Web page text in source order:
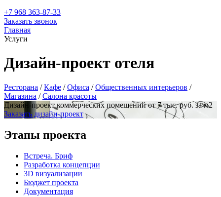
+7 968 363-87-33
Заказать звонок
Главная
Услуги
Дизайн-проект отеля
Ресторана /Кафе /Офиса /Общественных интерьеров /
Магазина /Салона красоты
Дизайн-проект коммерческих помещений от 7 тыс. руб. за м2
Заказать дизайн-проект
Этапы проекта
Встреча. Бриф
Разработка концепции
3D визуализации
Бюджет проекта
Документация